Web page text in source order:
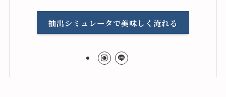
抽出シミュレータで美味しく淹れる